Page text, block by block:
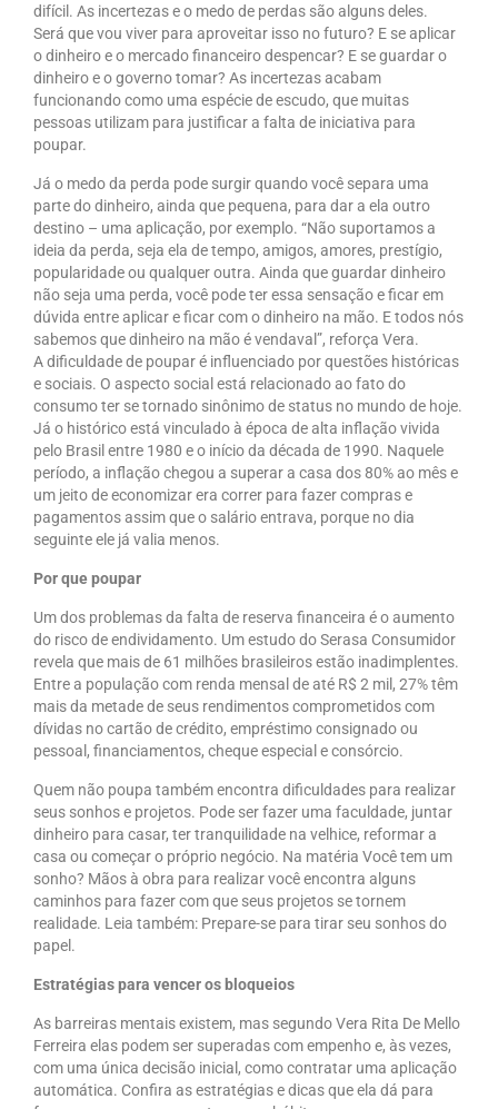
difícil. As incertezas e o medo de perdas são alguns deles.
Será que vou viver para aproveitar isso no futuro? E se aplicar
o dinheiro e o mercado financeiro despencar? E se guardar o
dinheiro e o governo tomar? As incertezas acabam
funcionando como uma espécie de escudo, que muitas
pessoas utilizam para justificar a falta de iniciativa para
poupar.
Já o medo da perda pode surgir quando você separa uma
parte do dinheiro, ainda que pequena, para dar a ela outro
destino – uma aplicação, por exemplo. “Não suportamos a
ideia da perda, seja ela de tempo, amigos, amores, prestígio,
popularidade ou qualquer outra. Ainda que guardar dinheiro
não seja uma perda, você pode ter essa sensação e ficar em
dúvida entre aplicar e ficar com o dinheiro na mão. E todos nós
sabemos que dinheiro na mão é vendaval”, reforça Vera.
A dificuldade de poupar é influenciado por questões históricas
e sociais. O aspecto social está relacionado ao fato do
consumo ter se tornado sinônimo de status no mundo de hoje.
Já o histórico está vinculado à época de alta inflação vivida
pelo Brasil entre 1980 e o início da década de 1990. Naquele
período, a inflação chegou a superar a casa dos 80% ao mês e
um jeito de economizar era correr para fazer compras e
pagamentos assim que o salário entrava, porque no dia
seguinte ele já valia menos.
Por que poupar
Um dos problemas da falta de reserva financeira é o aumento
do risco de endividamento. Um estudo do Serasa Consumidor
revela que mais de 61 milhões brasileiros estão inadimplentes.
Entre a população com renda mensal de até R$ 2 mil, 27% têm
mais da metade de seus rendimentos comprometidos com
dívidas no cartão de crédito, empréstimo consignado ou
pessoal, financiamentos, cheque especial e consórcio.
Quem não poupa também encontra dificuldades para realizar
seus sonhos e projetos. Pode ser fazer uma faculdade, juntar
dinheiro para casar, ter tranquilidade na velhice, reformar a
casa ou começar o próprio negócio. Na matéria Você tem um
sonho? Mãos à obra para realizar você encontra alguns
caminhos para fazer com que seus projetos se tornem
realidade. Leia também: Prepare-se para tirar seu sonhos do
papel.
Estratégias para vencer os bloqueios
As barreiras mentais existem, mas segundo Vera Rita De Mello
Ferreira elas podem ser superadas com empenho e, às vezes,
com uma única decisão inicial, como contratar uma aplicação
automática. Confira as estratégias e dicas que ela dá para